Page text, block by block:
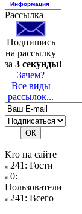
Информация
Рассылка
Подпишись
на рассылку
за 3 секунды!
Зачем?
Все виды
рассылок...
Кто на сайте
241: Гости
0:
Пользователи
241: Всего